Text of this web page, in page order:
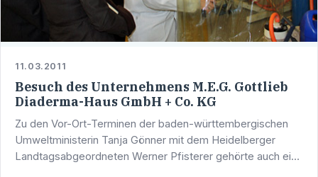
11.03.2011
Besuch des Unternehmens M.E.G. Gottlieb
Diaderma-Haus GmbH + Co. KG
Zu den Vor-Ort-Terminen der baden-württembergischen
Umweltministerin Tanja Gönner mit dem Heidelberger
Landtagsabgeordneten Werner Pfisterer gehörte auch ein